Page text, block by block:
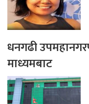
धनगढी
माध्यमबाट